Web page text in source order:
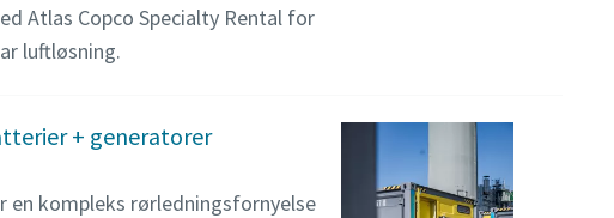
Atlas Copco Specialty Rental for
luftløsning.
+ generatorer
en kompleks rørledningsfornyelse